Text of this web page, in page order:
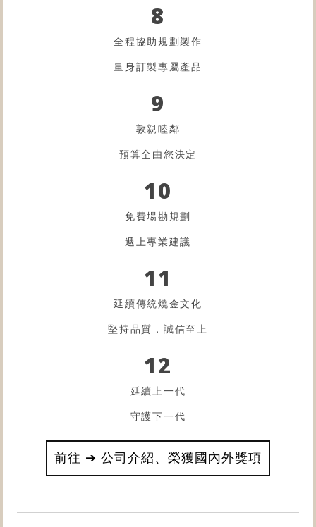
8
全程協助規劃製作
量身訂製專屬產品
9
敦親睦鄰
預算全由您決定
10
免費場勘規劃
遞上專業建議
11
延續傳統燒金文化
堅持品質．誠信至上
12
延續上一代
守護下一代
前往 ➔ 公司介紹、榮獲國內外獎項